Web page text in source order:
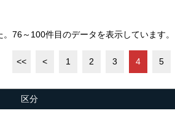
76～100件目のデータを表示しています。
<< < 1 2 3 4 5
区分